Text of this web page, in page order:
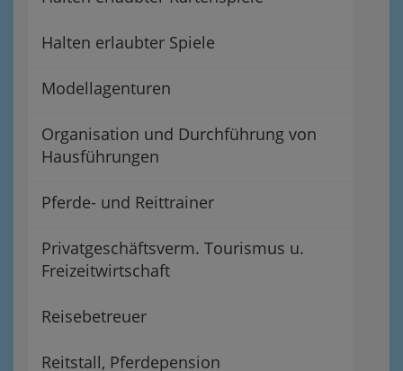
Halten erlaubter Spiele
Modellagenturen
Organisation und Durchführung von
Hausführungen
Pferde- und Reittrainer
Privatgeschäftsverm. Tourismus u.
Freizeitwirtschaft
Reisebetreuer
Reitstall, Pferdepension